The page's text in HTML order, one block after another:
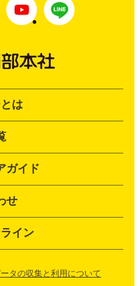
は
ガイド
せ
イン
タの収集と利用について